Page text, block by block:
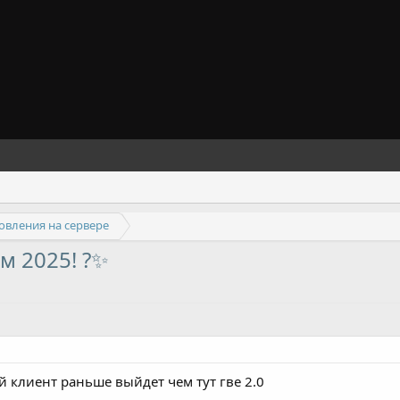
на сервере
2025! ?✨
клиент раньше выйдет чем тут гве 2.0